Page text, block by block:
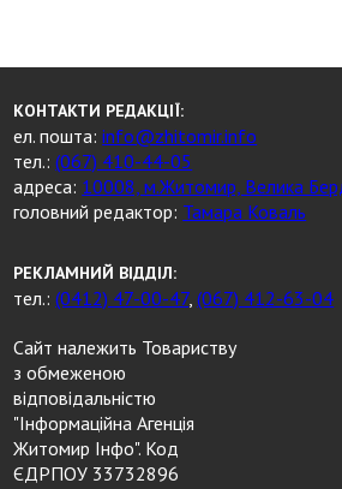
КОНТАКТИ РЕДАКЦІЇ:
ел. пошта:info@zhitomir.info
тел.:(067) 410-44-05
адреса: 10008, м.Житомир, Велика
головний редактор: Тамара Коваль
РЕКЛАМНИЙ ВІДДІЛ:
тел.:(0412) 47-00-47,(067) 412-63-04
Сайт належить Товариству
з обмеженою
відповідальністю
"Інформаційна Агенція
Житомир Інфо". Код
ЄДРПОУ 33732896